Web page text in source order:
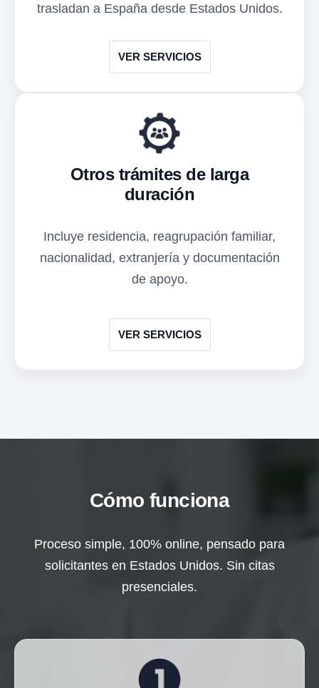
trasladan a España desde Estados Unidos.
VER SERVICIOS
Otros trámites de larga
duración
Incluye residencia, reagrupación familiar,
nacionalidad, extranjería y documentación
de apoyo.
VER SERVICIOS
Cómo funciona
Proceso simple, 100% online, pensado para
solicitantes en Estados Unidos. Sin citas
presenciales.